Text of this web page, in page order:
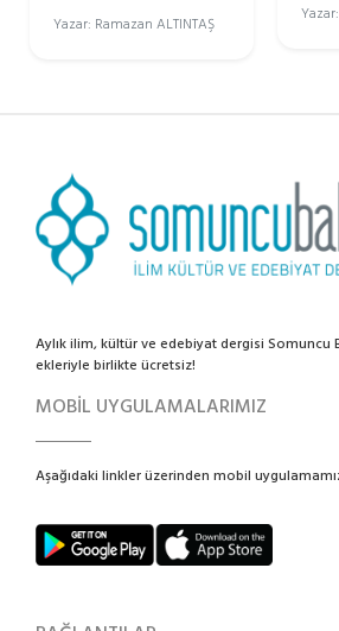
Yazar: Ramazan ALTINTAŞ
Aylık ilim, kültür ve edebiyat dergisi Somuncu
ekleriyle birlikte ücretsiz!
MOBİL UYGULAMALARIMIZ
Aşağıdaki linkler üzerinden mobil